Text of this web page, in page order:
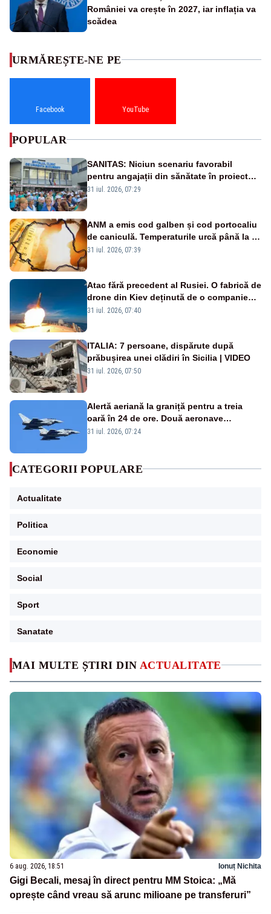
României va crește în 2027, iar inflația va
scădea
MAI MULTE ȘTIRI DIN ACTUALITATE
6 aug. 2026, 18:51 Ionuț Nichita
Gigi Becali, mesaj în direct pentru MM Stoica: „Mă
oprește când vreau să arunc milioane pe transferuri”
URMĂREȘTE-NE PE
Facebook YouTube
POPULAR
SANITAS: Niciun scenariu favorabil
pentru angajații din sănătate în proiectul
Legii salarizării
31 iul. 2026, 07:29
ANM a emis cod galben și cod portocaliu
de caniculă. Temperaturile urcă până la 38
de grade, iar nopțile devin tropicale
31 iul. 2026, 07:39
Atac fără precedent al Rusiei. O fabrică de
drone din Kiev deținută de o companie
americană, distrusă de o rachetă
31 iul. 2026, 07:40
ITALIA: 7 persoane, dispărute după
prăbușirea unei clădiri în Sicilia | VIDEO
31 iul. 2026, 07:50
Alertă aeriană la graniță pentru a treia
oară în 24 de ore. Două aeronave
Eurofighter britanice au fost ridicate de la
31 iul. 2026, 07:24
CATEGORII POPULARE
Actualitate
Politica
Economie
Social
Sport
Sanatate